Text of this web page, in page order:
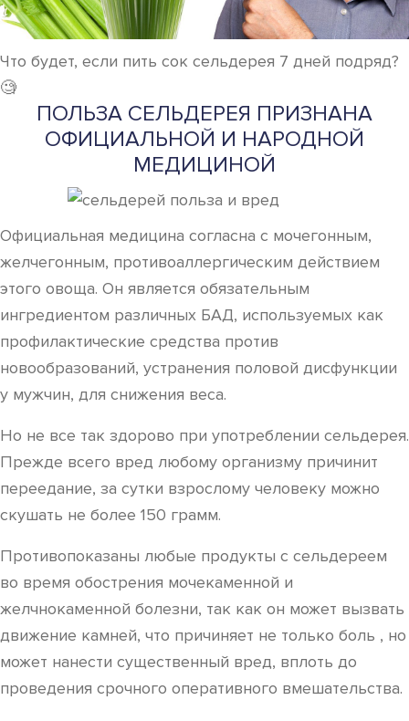
Что будет, если пить сок сельдерея 7 дней подряд?
🧐
ПОЛЬЗА СЕЛЬДЕРЕЯ ПРИЗНАНА
ОФИЦИАЛЬНОЙ И НАРОДНОЙ
МЕДИЦИНОЙ
Официальная медицина согласна с мочегонным,
желчегонным, противоаллергическим действием
этого овоща. Он является обязательным
ингредиентом различных БАД, используемых как
профилактические средства против
новообразований, устранения половой дисфункции
у мужчин, для снижения веса.
Но не все так здорово при употреблении сельдерея.
Прежде всего вред любому организму причинит
переедание, за сутки взрослому человеку можно
скушать не более 150 грамм.
Противопоказаны любые продукты с сельдереем
во время обострения мочекаменной и
желчнокаменной болезни, так как он может вызвать
движение камней, что причиняет не только боль , но
может нанести существенный вред, вплоть до
проведения срочного оперативного вмешательства.